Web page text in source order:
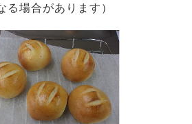
る場合があります）